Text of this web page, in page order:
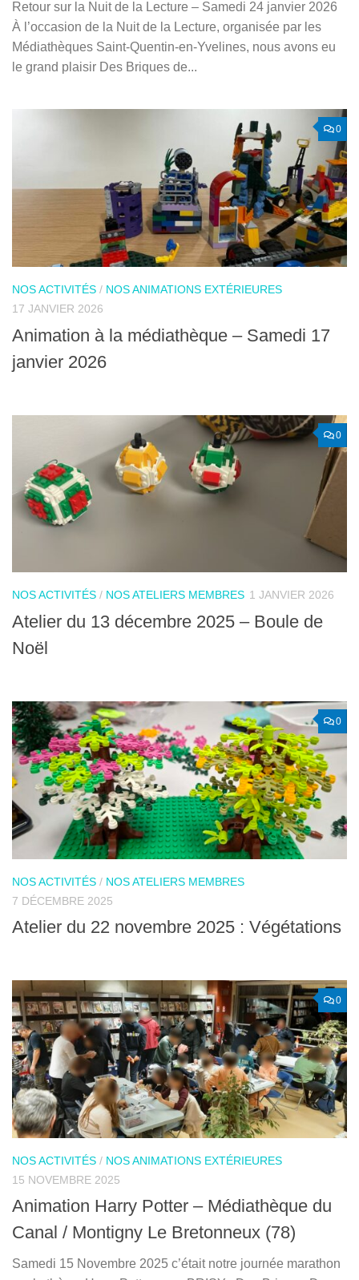
Retour sur la Nuit de la Lecture – Samedi 24 janvier 2026
À l’occasion de la Nuit de la Lecture, organisée par les
Médiathèques Saint-Quentin-en-Yvelines, nous avons eu
le grand plaisir Des Briques de...
0
NOS ACTIVITÉS / NOS ANIMATIONS EXTÉRIEURES
17 JANVIER 2026
Animation à la médiathèque – Samedi 17
janvier 2026
0
NOS ACTIVITÉS / NOS ATELIERS MEMBRES 1 JANVIER 2026
Atelier du 13 décembre 2025 – Boule de
Noël
0
NOS ACTIVITÉS / NOS ATELIERS MEMBRES
7 DÉCEMBRE 2025
Atelier du 22 novembre 2025 : Végétations
0
NOS ACTIVITÉS / NOS ANIMATIONS EXTÉRIEURES
15 NOVEMBRE 2025
Animation Harry Potter – Médiathèque du
Canal / Montigny Le Bretonneux (78)
Samedi 15 Novembre 2025 c’était notre journée marathon